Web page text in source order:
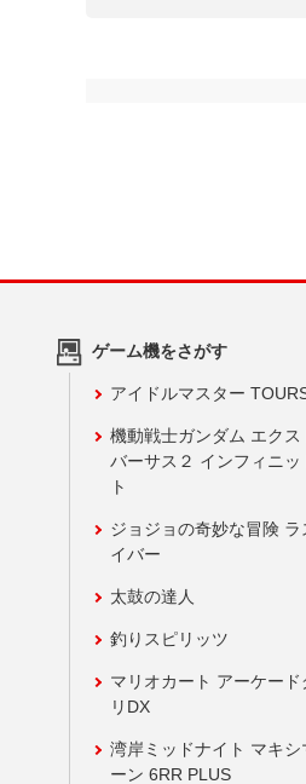
ゲーム機をさがす
アイドルマスター
機動戦士ガンダム エクス
バーサス２ インフィニッ
ト
ジョジョの奇妙な冒険 ラ
イバー
太鼓の達人
釣りスピリッツ
マリオカート アーケード
リDX
湾岸ミッドナイト マキシ
ーン 6RR PLUS